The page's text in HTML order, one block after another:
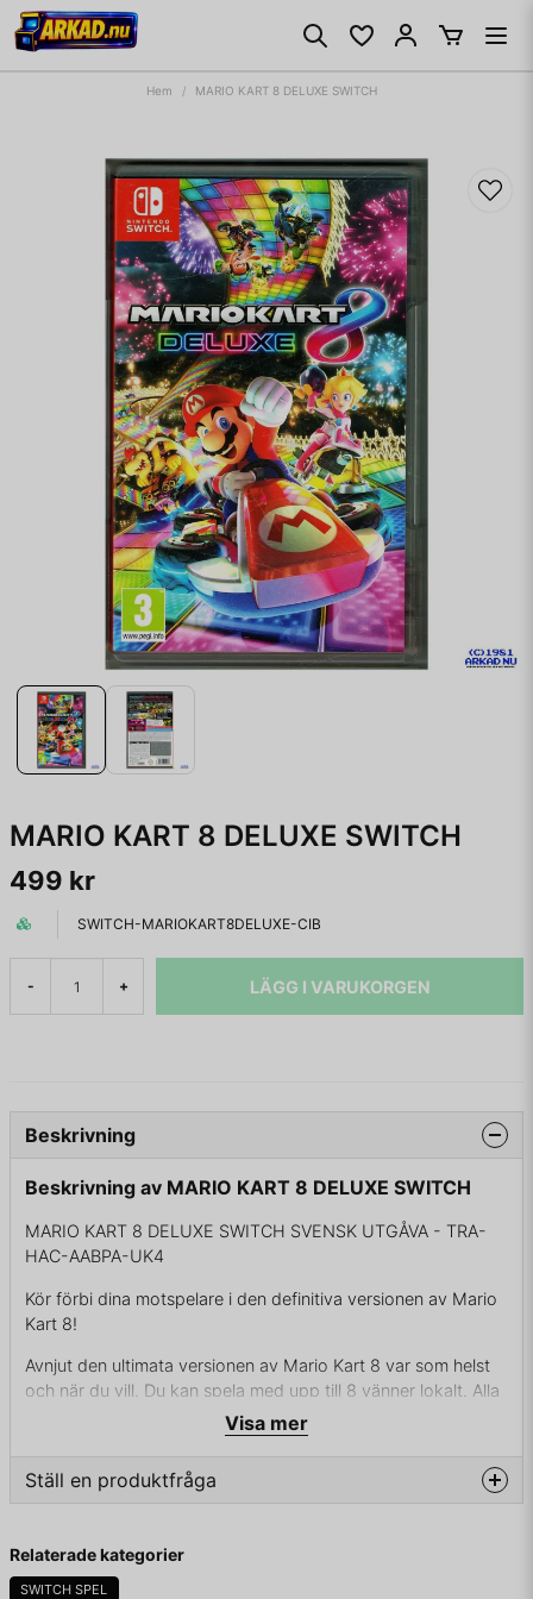
Hem MARIO KART 8 DELUXE SWITCH
MARIO KART 8 DELUXE SWITCH
499 kr
SWITCH-MARIOKART8DELUXE-CIB
- + LÄGG I VARUKORGEN
Beskrivning
Beskrivning av MARIO KART 8 DELUXE SWITCH
MARIO KART 8 DELUXE SWITCH SVENSK UTGÅVA - TRA-
HAC-AABPA-UK4
Kör förbi dina motspelare i den definitiva versionen av Mario
Kart 8!
Avnjut den ultimata versionen av Mario Kart 8 var som helst
och när du vill. Du kan spela med upp till 8 vänner lokalt. Alla
favoritbanorna och karaktärerna från Wii U-versionen är med
samt alla DLC-banorna och figurerna. Dessutom dyker det
från Splatoon, King Boo, Dry Bones och Bowser Jr.!
Balloon Battle och Bob-omb Blast, samt nya banorna Urchin
Underpass och Battle Stadium samt klassiker som (GCN)
Visa mer
Ställ en produktfråga
Fråga oss något om denna produkten...
Relaterade kategorier
SWITCH SPEL